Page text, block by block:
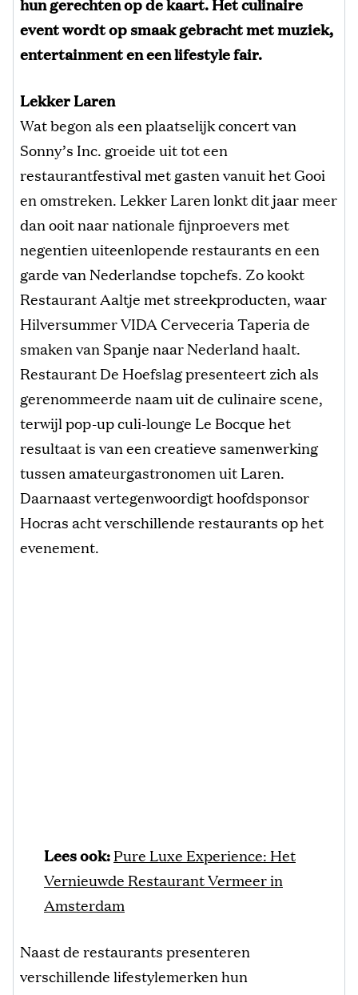
event wordt op smaak gebracht met muziek,
entertainment en een lifestyle fair.
Lekker Laren
Wat begon als een plaatselijk concert van
Sonny’s Inc. groeide uit tot een
restaurantfestival met gasten vanuit het Gooi
en omstreken. Lekker Laren lonkt dit jaar meer
dan ooit naar nationale fijnproevers met
negentien uiteenlopende restaurants en een
garde van Nederlandse topchefs. Zo kookt
Restaurant Aaltje met streekproducten, waar
Hilversummer VIDA Cerveceria Taperia de
smaken van Spanje naar Nederland haalt.
Restaurant De Hoefslag presenteert zich als
gerenommeerde naam uit de culinaire scene,
terwijl pop-up culi-lounge Le Bocque het
resultaat is van een creatieve samenwerking
tussen amateurgastronomen uit Laren.
Daarnaast vertegenwoordigt hoofdsponsor
Hocras acht verschillende restaurants op het
evenement.
Lees ook:Pure Luxe Experience: Het
Vernieuwde Restaurant Vermeer in
Amsterdam
Naast de restaurants presenteren
verschillende lifestylemerken hun